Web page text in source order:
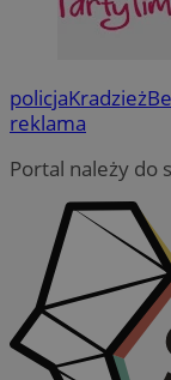
policjaKradzież
reklama
Portal należy do